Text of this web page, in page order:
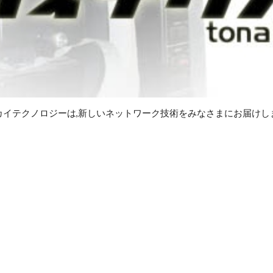
イテクノロジーは,新しいネットワーク技術をみなさまにお届けし